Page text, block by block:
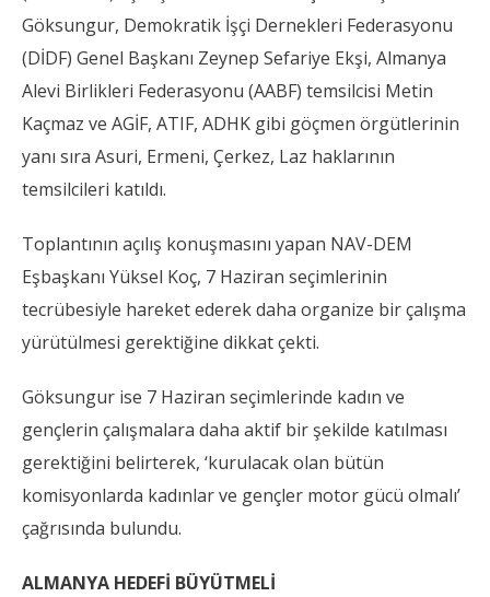
Göksungur, Demokratik İşçi Dernekleri Federasyonu
(DİDF) Genel Başkanı Zeynep Sefariye Ekşi, Almanya
Alevi Birlikleri Federasyonu (AABF) temsilcisi Metin
Kaçmaz ve AGİF, ATIF, ADHK gibi göçmen örgütlerinin
yanı sıra Asuri, Ermeni, Çerkez, Laz haklarının
temsilcileri katıldı.
Toplantının açılış konuşmasını yapan NAV-DEM
Eşbaşkanı Yüksel Koç, 7 Haziran seçimlerinin
tecrübesiyle hareket ederek daha organize bir çalışma
yürütülmesi gerektiğine dikkat çekti.
Göksungur ise 7 Haziran seçimlerinde kadın ve
gençlerin çalışmalara daha aktif bir şekilde katılması
gerektiğini belirterek, ‘kurulacak olan bütün
komisyonlarda kadınlar ve gençler motor gücü olmalı’
çağrısında bulundu.
ALMANYA HEDEFİ BÜYÜTMELİ